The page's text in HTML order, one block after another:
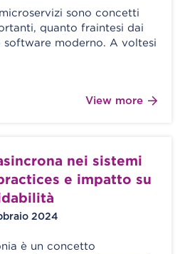
sono concetti
quanto fraintesi dai
moderno. A voltesi
View more
nei sistemi
e impatto su
2024
è un concetto